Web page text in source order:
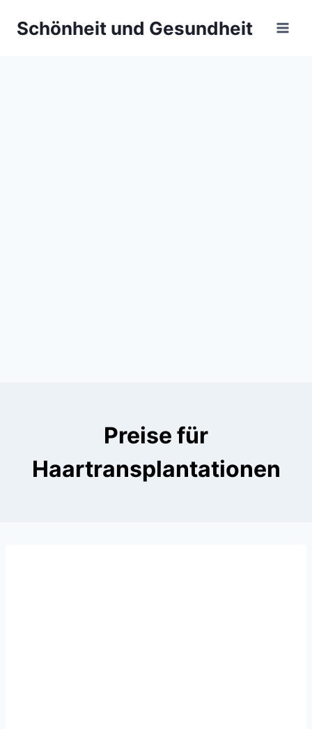
InhaltSchönheit und Gesundheit
Preise für
Haartransplantationen